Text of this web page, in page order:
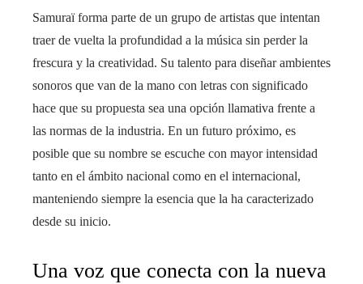
Samuraï forma parte de un grupo de artistas que intentan
traer de vuelta la profundidad a la música sin perder la
frescura y la creatividad. Su talento para diseñar ambientes
sonoros que van de la mano con letras con significado
hace que su propuesta sea una opción llamativa frente a
las normas de la industria. En un futuro próximo, es
posible que su nombre se escuche con mayor intensidad
tanto en el ámbito nacional como en el internacional,
manteniendo siempre la esencia que la ha caracterizado
desde su inicio.
Una voz que conecta con la nueva